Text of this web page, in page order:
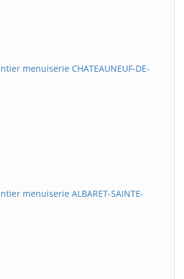
menuiserie CHATEAUNEUF-DE-
menuiserie ALBARET-SAINTE-